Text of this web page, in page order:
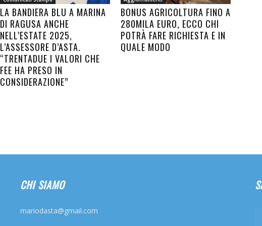
LA BANDIERA BLU A MARINA
DI RAGUSA ANCHE
NELL’ESTATE 2025,
L’ASSESSORE D’ASTA.
“TRENTADUE I VALORI CHE
FEE HA PRESO IN
CONSIDERAZIONE”
BONUS AGRICOLTURA FINO A
280MILA EURO, ECCO CHI
POTRÀ FARE RICHIESTA E IN
QUALE MODO
CHI SIAMO
mariodasta@gmail.com